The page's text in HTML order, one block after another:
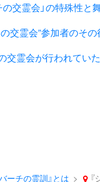
ーチの霊訓』とは
の交霊会」の特殊性と
交霊会”参加者のその
交霊会が行われて